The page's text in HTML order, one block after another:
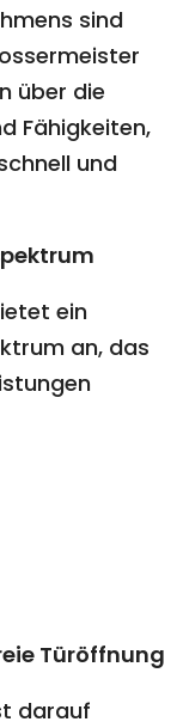
sind
über die
Fähigkeiten,
und
ein
an, das
Türöffnung
darauf